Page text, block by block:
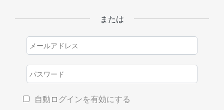
または
自動ログインを有効にする